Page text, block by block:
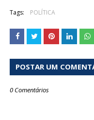
Tags: POLÍTICA
POSTAR UM
0 Comentários